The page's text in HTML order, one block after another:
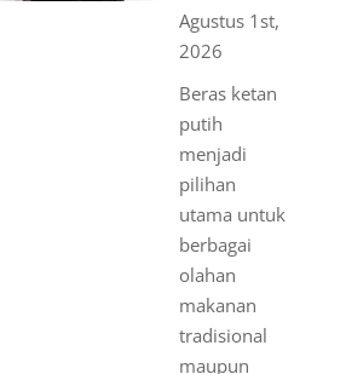
Agustus 1st,
2026
Beras ketan
putih
menjadi
pilihan
utama untuk
berbagai
olahan
makanan
tradisional
maupun